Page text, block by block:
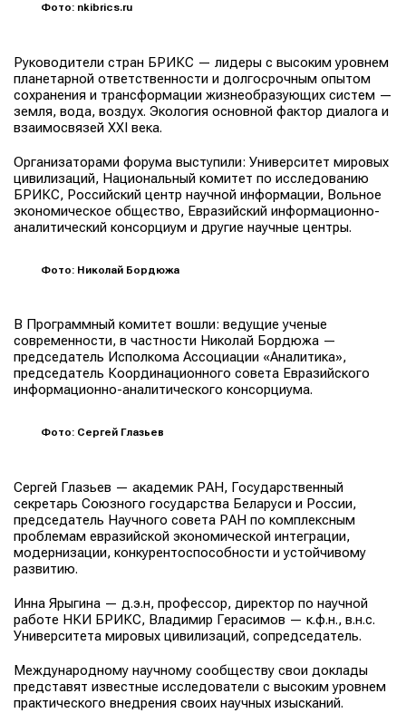
Фото: nkibrics.ru
Руководители стран БРИКС — лидеры с высоким уровнем
планетарной ответственности и долгосрочным опытом
сохранения и трансформации жизнеобразующих систем —
земля, вода, воздух. Экология основной фактор диалога и
взаимосвязей XXI века.
Организаторами форума выступили: Университет мировых
цивилизаций, Национальный комитет по исследованию
БРИКС, Российский центр научной информации, Вольное
экономическое общество, Евразийский информационно-
аналитический консорциум и другие научные центры.
Фото: Николай Бордюжа
В Программный комитет вошли: ведущие ученые
современности, в частности Николай Бордюжа —
председатель Исполкома Ассоциации «Аналитика»,
председатель Координационного совета Евразийского
информационно-аналитического консорциума.
Фото: Сергей Глазьев
Сергей Глазьев — академик РАН, Государственный
секретарь Союзного государства Беларуси и России,
председатель Научного совета РАН по комплексным
проблемам евразийской экономической интеграции,
модернизации, конкурентоспособности и устойчивому
развитию.
Инна Ярыгина — д.э.н, профессор, директор по научной
работе НКИ БРИКС, Владимир Герасимов — к.ф.н., в.н.с.
Университета мировых цивилизаций, сопредседатель.
Международному научному сообществу свои доклады
представят известные исследователи с высоким уровнем
практического внедрения своих научных изысканий.